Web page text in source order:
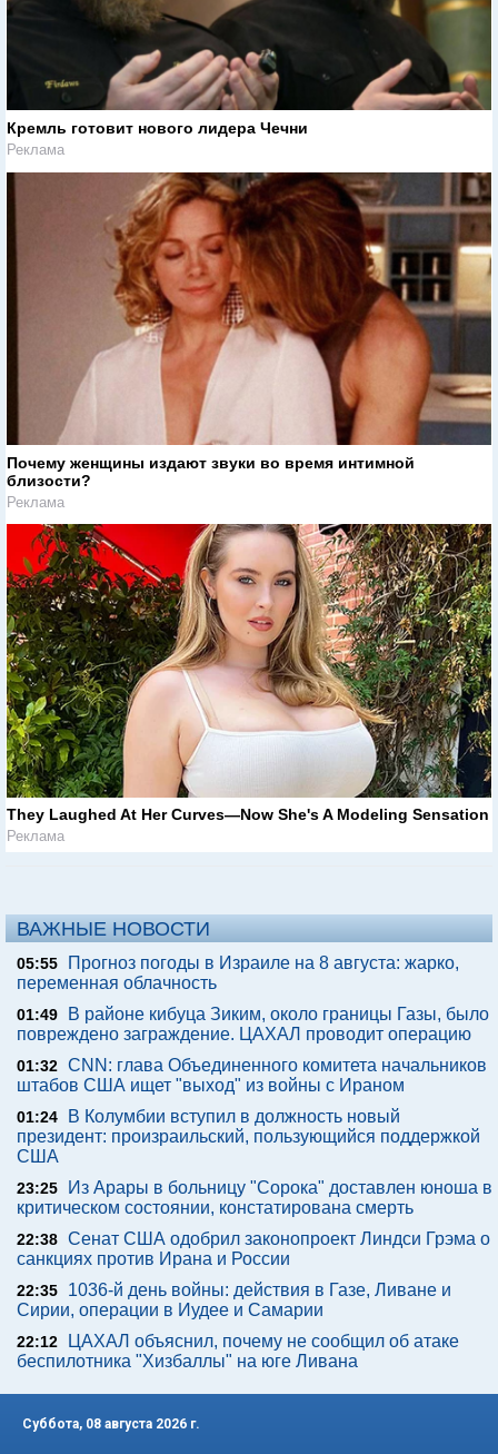
Кремль готовит нового лидера Чечни
Реклама
Почему женщины издают звуки во время интимной
близости?
Реклама
They Laughed At Her Curves—Now She's A Modeling Sensation
Реклама
ВАЖНЫЕ НОВОСТИ
05:55
Прогноз погоды в Израиле на 8 августа: жарко,
переменная облачность
01:49
В районе кибуца Зиким, около границы Газы, было
повреждено заграждение. ЦАХАЛ проводит операцию
01:32 CNN: глава Объединенного комитета начальников
штабов США ищет "выход" из войны с Ираном
01:24
В Колумбии вступил в должность новый
президент: произраильский, пользующийся поддержкой
США
23:25
Из Арары в больницу "Сорока" доставлен юноша в
критическом состоянии, констатирована смерть
22:38 Сенат США одобрил законопроект Линдси Грэма о
санкциях против Ирана и России
22:35
1036-й день войны: действия в Газе, Ливане и
Сирии, операции в Иудее и Самарии
22:12
ЦАХАЛ объяснил, почему не сообщил об атаке
беспилотника "Хизбаллы" на юге Ливана
Суббота, 08 августа 2026 г.